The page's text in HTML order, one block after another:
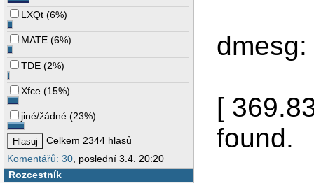
LXQt (6%)
MATE (6%)
TDE (2%)
Xfce (15%)
jiné/žádné (23%)
Celkem 2344 hlasů
Komentářů: 30 , poslední 3.4. 20:20
Rozcestník
dmesg:
[
found.